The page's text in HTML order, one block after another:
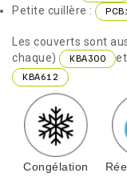
Petite cuillère :
Les couverts sont
chaque)
KBA300
KBA612
Congélation